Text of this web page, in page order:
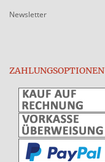
Newsletter
ZAHLUNGSOPTIONEN